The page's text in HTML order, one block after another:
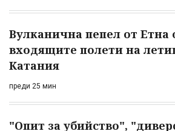
Вулканична пепел от Етна
входящите полети на
Катания
преди 25 мин
"Опит за убийство",